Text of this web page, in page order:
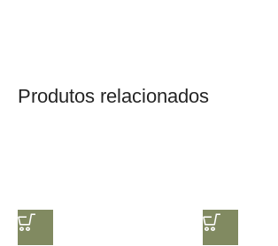
Produtos relacionados